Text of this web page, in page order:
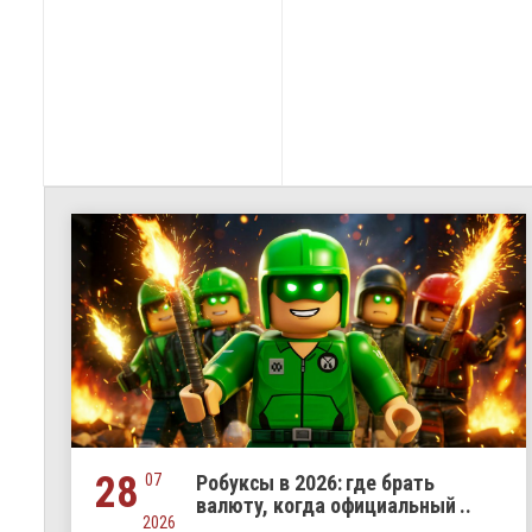
28 07
2026
Робуксы в 2026: где брать
валюту, когда официальный ..